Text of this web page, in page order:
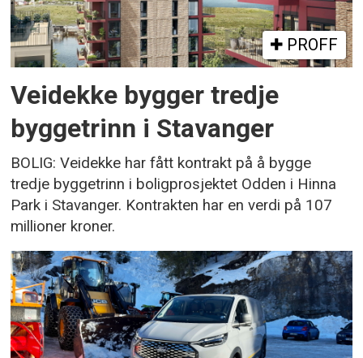
PROFF
Veidekke bygger tredje
byggetrinn i Stavanger
BOLIG: Veidekke har fått kontrakt på å bygge
tredje byggetrinn i boligprosjektet Odden i Hinna
Park i Stavanger. Kontrakten har en verdi på 107
millioner kroner.